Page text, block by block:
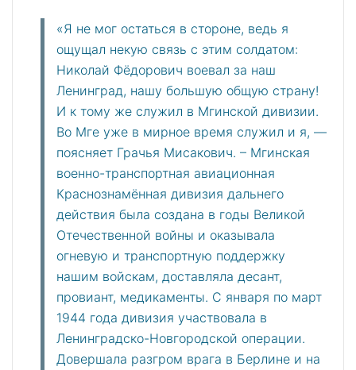
«Я не мог остаться в стороне, ведь я
ощущал некую связь с этим солдатом:
Николай Фёдорович воевал за наш
Ленинград, нашу большую общую страну!
И к тому же служил в Мгинской дивизии.
Во Мге уже в мирное время служил и я, —
поясняет Грачья Мисакович. – Мгинская
военно-транспортная авиационная
Краснознамённая дивизия дальнего
действия была создана в годы Великой
Отечественной войны и оказывала
огневую и транспортную поддержку
нашим войскам, доставляла десант,
провиант, медикаменты. С января по март
1944 года дивизия участвовала в
Ленинградско-Новгородской операции.
Довершала разгром врага в Берлине и на